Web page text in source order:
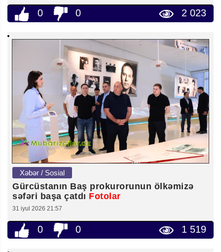
0 0 2 023
Xəbər / Sosial
Gürcüstanın Baş prokurorunun ölkəmizə
səfəri başa çatdı Fotolar
31 iyul 2026 21:57
0 0 1 519